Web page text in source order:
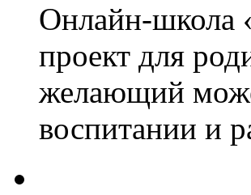
Онлайн-школа
проект для
желающий
воспитании и